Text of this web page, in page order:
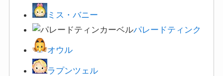
ミス・バニー
パレードティンク
オウル
ラプンツェル